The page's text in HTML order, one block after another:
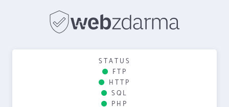
STATUS
FTP
HTTP
SQL
PHP